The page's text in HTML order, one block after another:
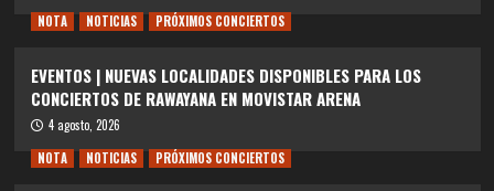
NOTA
NOTICIAS PRÓXIMOS CONCIERTOS
EVENTOS | NUEVAS LOCALIDADES DISPONIBLES PARA LOS
CONCIERTOS DE RAWAYANA EN MOVISTAR ARENA
4 agosto, 2026
NOTA
NOTICIAS PRÓXIMOS CONCIERTOS